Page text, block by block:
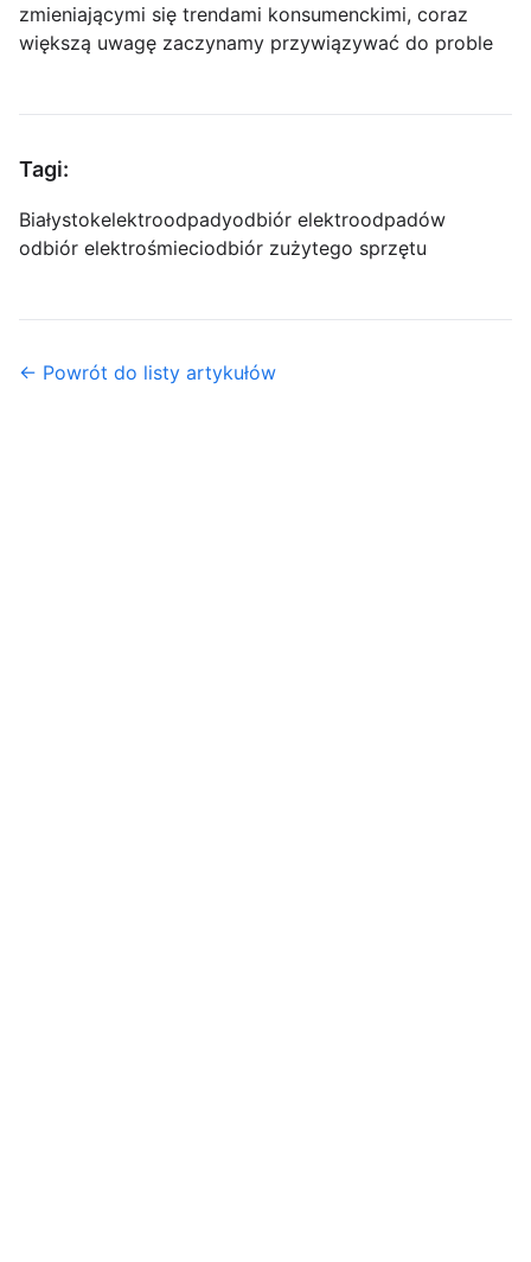
zmieniającymi się trendami konsumenckimi, coraz
większą uwagę zaczynamy przywiązywać do proble
Tagi:
Białystokelektroodpadyodbiór elektroodpadów
odbiór elektrośmieciodbiór zużytego sprzętu
← Powrót do listy artykułów